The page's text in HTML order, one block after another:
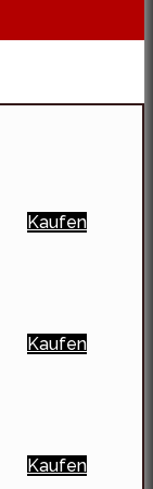
Kaufen
Kaufen
Kaufen